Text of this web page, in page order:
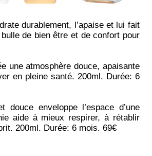
durablement, l’apaise et lui fait
de bien être et de confort pour
une atmosphère douce, apaisante
en pleine santé. 200ml. Durée: 6
douce enveloppe l’espace d’une
aide à mieux respirer, à rétablir
200ml. Durée: 6 mois. 69€